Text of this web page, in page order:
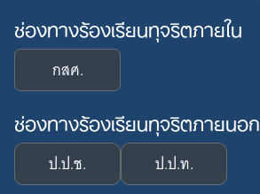
ช่องทางร้องเรียนทุจริตภายใน
กสศ.
ช่องทางร้องเรียนทุจริตภายนอก
ป.ป.ช. ป.ป.ท.